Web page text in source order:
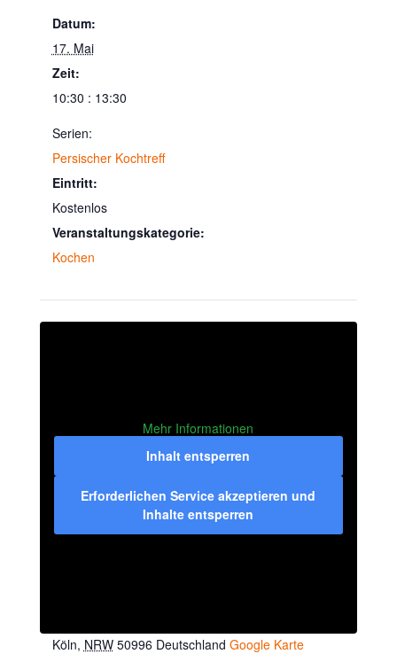
Datum:
17. Mai
Zeit:
10:30 : 13:30
Serien:
Persischer Kochtreff
Eintritt:
Kostenlos
Veranstaltungskategorie:
Kochen
Köln, NRW 50996 Deutschland Google Karte
Mehr Informationen
Inhalt entsperren
Erforderlichen Service akzeptieren und
Inhalte entsperren